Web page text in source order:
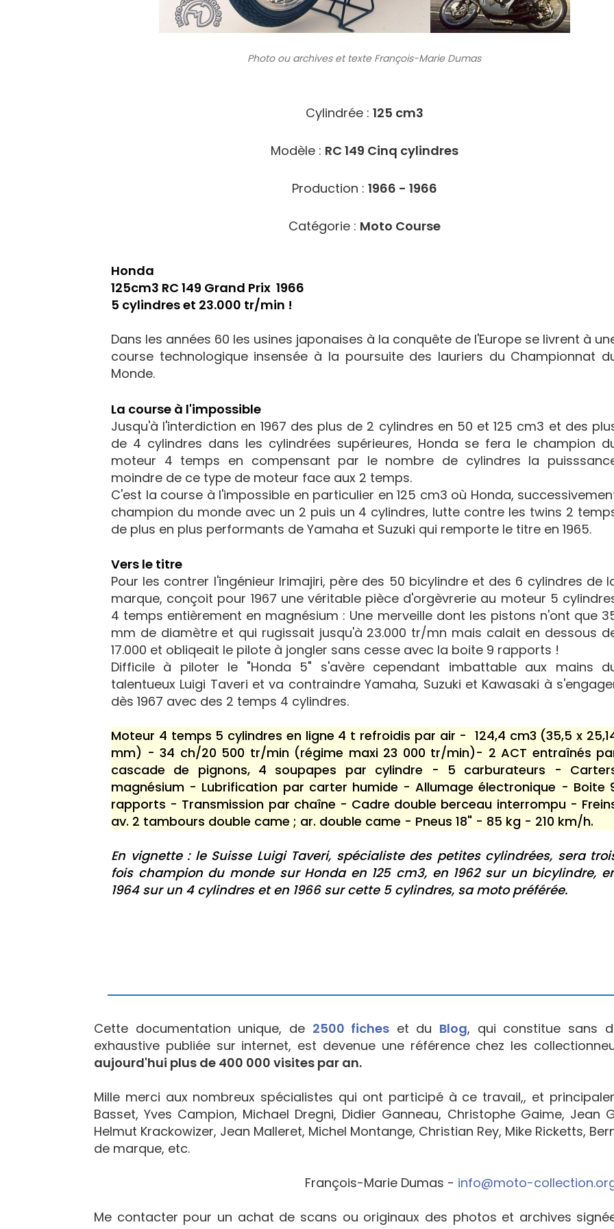
Photo ou archiveset texte François-Marie Dumas
Cylindrée : 125 cm3
Modèle : RC 149 Cinq cylindres
Production : 1966 - 1966
Catégorie : Moto Course
Honda
125cm3 RC 149 Grand Prix  1966
5 cylindres et 23.000 tr/min !
Dans les années 60 les usines japonaises à la conquête de l'Europe se livrent à
course technologique insensée à la poursuite des lauriers du Championnat
Monde.
La course à l'impossible
Jusqu'à l'interdiction en 1967 des plus de 2 cylindres en 50 et 125 cm3 et des
de 4 cylindres dans les cylindrées supérieures, Honda se fera le champion
moteur 4 temps en compensant par le nombre de cylindres la
moindre de ce type de moteur face aux 2 temps.
C'est la course à l'impossible en particulier en 125 cm3 où Honda,
champion du monde avec un 2 puis un 4 cylindres, lutte contre les twins 2
de plus en plus performants de Yamaha et Suzuki qui remporte le titre en 1965.
Vers le titre
Pour les contrer l'ingénieur Irimajiri, père des 50 bicylindre et des 6 cylindres de
marque, conçoit pour 1967 une véritable pièce d'orgèvrerie au moteur 5
4 temps entièrement en magnésium : Une merveille dont les pistons n'ont que
mm de diamètre et qui rugissait jusqu'à 23.000 tr/mn mais calait en dessous
17.000 et obliqeait le pilote à jongler sans cesse avec la boite 9 rapports !
Difficile à piloter le "Honda 5" s'avère cependant imbattable aux mains
talentueux Luigi Taveri et va contraindre Yamaha, Suzuki et Kawasaki à
dès 1967 avec des 2 temps 4 cylindres.
Moteur 4 temps 5 cylindres en ligne 4 t refroidis par air - 124,4 cm3 (35,5 x
mm) - 34 ch/20 500 tr/min (régime maxi 23 000 tr/min)- 2 ACT entraînés
cascade de pignons, 4 soupapes par cylindre - 5 carburateurs -
magnésium - Lubrification par carter humide - Allumage électronique - Boite
rapports - Transmission par chaîne - Cadre double berceau interrompu -
av. 2 tambours double came ; ar. double came - Pneus 18" - 85 kg - 210 km/h.
En vignette : le Suisse Luigi Taveri, spécialiste des petites cylindrées, sera
fois champion du monde sur Honda en 125 cm3, en 1962 sur un bicylindre,
1964 sur un 4 cylindres et en 1966 sur cette 5 cylindres, sa moto préférée.
Cette documentation unique, de 2500 fiches et du Blog, qui constitue sans
exhaustive publiée sur internet, est devenue une référence chez les
aujourd'hui plus de 400 000 visites par an.
Mille merci aux nombreux spécialistes qui ont participé à ce travail,, et
Basset, Yves Campion, Michael Dregni, Didier Ganneau, Christophe Gaime, Jean
Helmut Krackowizer, Jean Malleret, Michel Montange, Christian Rey, Mike Ricketts,
de marque, etc.
François-Marie Dumas - info@moto-
Me contacter pour un achat de scans ou originaux des photos et archives